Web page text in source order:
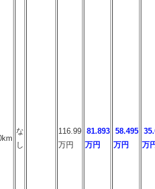
な
し
116.99
万円
81.893
万円
58.495
万円
万